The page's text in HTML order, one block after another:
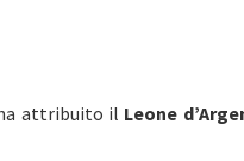
attribuito il Leone